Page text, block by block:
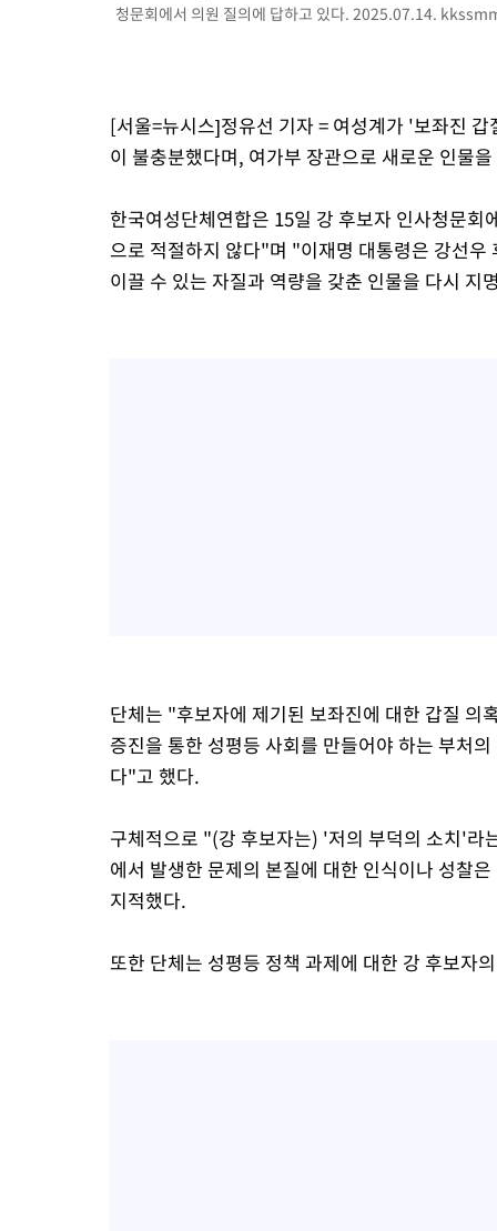
입추에도 극한더위…서울 낮 39도 '폭염중대경보'
청문회에서 의원 질의에 답하고 있다. 2025.07.14.
[서울=뉴시스]정유선 기자 = 여성계가 '보좌진
이 불충분했다며, 여가부 장관으로 새로운 인물
한국여성단체연합은 15일 강 후보자 인사청문
으로 적절하지 않다"며 "이재명 대통령은 강선
이끌 수 있는 자질과 역량을 갖춘 인물을 다시 지
단체는 "후보자에 제기된 보좌진에 대한 갑질 의
증진을 통한 성평등 사회를 만들어야 하는 부처
다"고 했다.
구체적으로 "(강 후보자는) '저의 부덕의 소치'라
에서 발생한 문제의 본질에 대한 인식이나 성찰
지적했다.
또한 단체는 성평등 정책 과제에 대한 강 후보자